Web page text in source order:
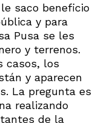
saco beneficio
y para
Pusa se les
y terrenos.
casos, los
y aparecen
La pregunta es
realizando
de la